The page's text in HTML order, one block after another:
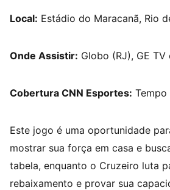
Local: Estádio do Maracanã, Rio
Onde Assistir: Globo (RJ), GE TV
Cobertura CNN Esportes: Tempo
Este jogo é uma oportunidade
mostrar sua força em casa e
tabela, enquanto o Cruzeiro luta
rebaixamento e provar sua